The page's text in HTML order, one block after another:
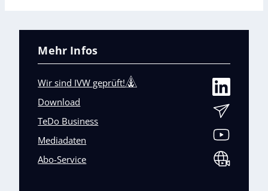
Mehr Infos
Wir sind IVW geprüft!
Download
TeDo Business
Mediadaten
Abo-Service